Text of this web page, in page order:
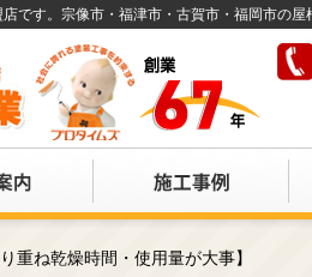
です。宗像市・福津市・古賀市・福岡市の
重ね乾燥時間・使用量が大事】